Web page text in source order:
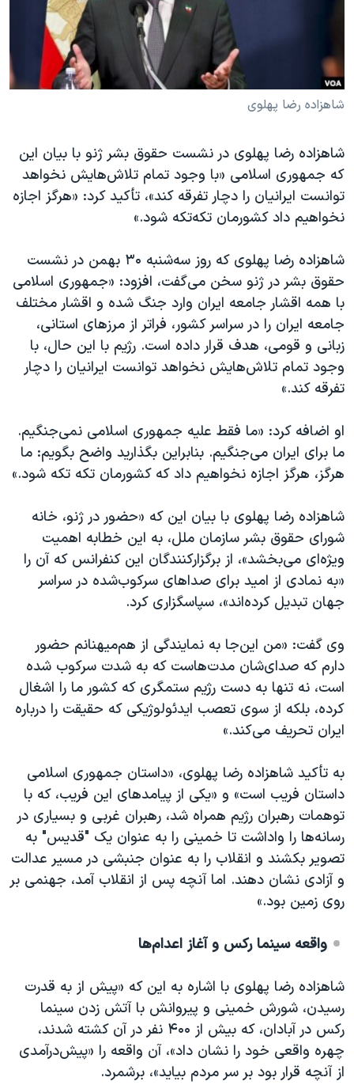
اقتصادی
علم و فناوری
گالری عکس
آرشیو پخش زنده
انتخابات ریاست جمهوری آمریکا ۲۰۲۴
حمله جمهوری اسلامی به اسرائیل
رمز مهسا
اعتراضات زن، زندگی، آزادی
مجموعه مستندهای دادخواهی
تریبونال مردمی آبان ۹۸
چهل سال گروگان‌گیری
قانون شفافیت دارائی کادر رهبری ایران
اعتراضات مردمی آبان ۹۸
اسرائیل در جنگ
نرگس محمدی برنده جایزه نوبل صلح
صفحه‌های ویژه
سفر پرزیدنت ترامپ به چین
شاهزاده رضا پهلوی
شاهزاده رضا پهلوی در نشست حقوق بشر ژنو با بیان این
که جمهوری اسلامی «با وجود تمام تلاش‌هایش نخواهد
توانست ایرانیان را دچار تفرقه کند»، تأکید کرد: «هرگز اجازه
نخواهیم داد کشورمان تکه‌تکه شود.»
شاهزاده رضا پهلوی که روز سه‌شنبه ۳۰ بهمن در نشست
حقوق بشر در ژنو سخن می‌گفت، افزود: «جمهوری اسلامی
با همه اقشار جامعه ایران وارد جنگ شده و اقشار مختلف
جامعه ایران را در سراسر کشور، فراتر از مرزهای استانی،
زبانی و قومی، هدف قرار داده است. رژیم با این حال، با
وجود تمام تلاش‌هایش نخواهد توانست ایرانیان را دچار
تفرقه کند.»
او اضافه کرد: «ما فقط علیه جمهوری اسلامی نمی‌جنگیم.
ما برای ایران می‌جنگیم. بنابراین بگذارید واضح بگویم: ما
هرگز، هرگز اجازه نخواهیم داد که کشورمان تکه تکه شود.»
شاهزاده رضا پهلوی با بیان این که «حضور در ژنو، خانه
شورای حقوق بشر سازمان ملل، به این خطابه اهمیت
ویژه‌ای می‌بخشد»، از برگزارکنندگان این کنفرانس که آن را
«به نمادی از امید برای صداهای سرکوب‌شده در سراسر
جهان تبدیل کرده‌‌اند»، سپاسگزاری کرد.
وی گفت: «من این‌جا به نمایندگی از هم‌میهنانم حضور
دارم که صدای‌شان مدت‌هاست که به شدت سرکوب شده
است، نه تنها به دست رژیم ستمگری که کشور ما را اشغال
کرده، بلکه از سوی تعصب ایدئولوژیکی که حقیقت را درباره
ایران تحریف می‌کند.»
به تأکید شاهزاده رضا پهلوی، «داستان جمهوری اسلامی
داستان فریب است» و «یکی از پیامدهای این فریب، که با
توهمات رهبران رژیم همراه شد، رهبران غربی و بسیاری در
رسانه‌ها را واداشت تا خمینی را به عنوان یک "قدیس" به
تصویر بکشند و انقلاب را به عنوان جنبشی در مسیر عدالت
و آزادی نشان دهند. اما آنچه پس از انقلاب آمد، جهنمی بر
روی زمین بود.»
واقعه سینما رکس و آغاز اعدام‌ها
شاهزاده رضا پهلوی با اشاره به این که «پیش از به قدرت
رسیدن، شورش خمینی و پیروانش با آتش زدن سینما
رکس در آبادان، که بیش از ۴۰۰ نفر در آن کشته شدند،
چهره واقعی خود را نشان داد»، آن واقعه را «پیش‌درآمدی
از آنچه قرار بود بر سر مردم بیاید»، برشمرد.